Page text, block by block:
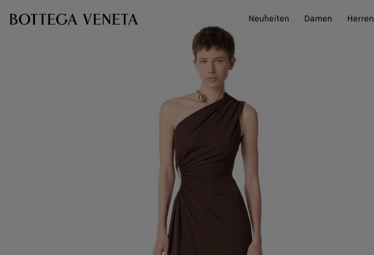
Neuheiten
Damen Herren